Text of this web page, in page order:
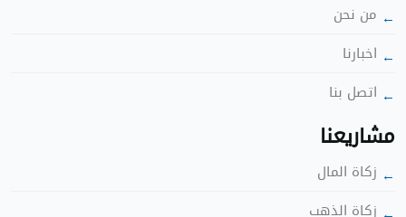
ن نحن
اخبارنا
اتصل بنا
شاريعنا
زكاة الما
زكاة الذهب